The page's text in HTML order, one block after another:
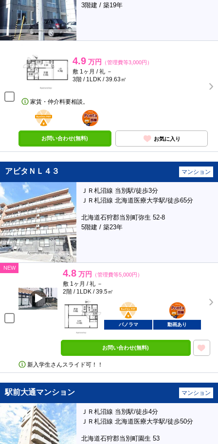
3階建 / 築19年
4.9 万円 （管理費等3,000円）
敷 1ヶ月 / 礼 －
3階 / 1LDK / 39.63㎡
家賃・仲介料要相談。
BunChinPAY
ポンタ
部屋
お問い合わせ(無料) お気に入り
アビタＮＬ４３ マンション
ＪＲ札沼線 当別駅/徒歩3分
ＪＲ札沼線 北海道医療大学駅/徒歩65分
北海道石狩郡当別町弥生 52-8
5階建 / 築23年
NEW 4.8 万円 （管理費等5,000円）
敷 1ヶ月 / 礼 －
2階 / 1LDK / 39.5㎡
BunChinPAY
ポンタ
部屋
パノラマ 動画あり
お問い合わせ(無料)
新入学生さんスライド可！！
駅前大通マンション マンション
ＪＲ札沼線 当別駅/徒歩4分
ＪＲ札沼線 北海道医療大学駅/徒歩50分
北海道石狩郡当別町園生 53